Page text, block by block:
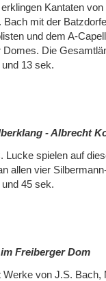
Kantaten von
Bach mit der
und dem A-
Domes. Die
13 sek.
- Albrecht
Lucke spielen auf
allen vier
45 sek.
Freiberger Dom
Werke von J.S.